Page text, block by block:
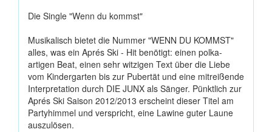
Die Single "Wenn du kommst"
Musikalisch bietet die Nummer "WENN DU KOMMST"
alles, was ein Aprés Ski - Hit benötigt: einen polka-
artigen Beat, einen sehr witzigen Text über die Liebe
vom Kindergarten bis zur Pubertät und eine mitreißende
Interpretation durch DIE JUNX als Sänger. Pünktlich zur
Aprés Ski Saison 2012/2013 erscheint dieser Titel am
Partyhimmel und verspricht, eine Lawine guter Laune
auszulösen.